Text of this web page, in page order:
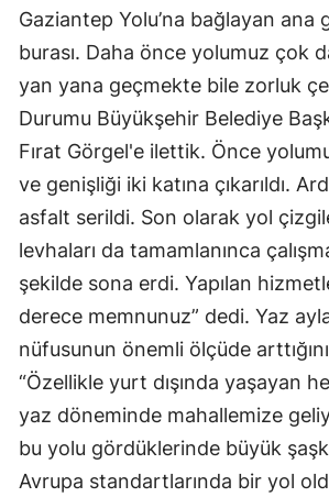
Gaziantep Yolu’na bağlayan ana
burası. Daha önce yolumuz çok
yan yana geçmekte bile zorluk
Durumu Büyükşehir Belediye
Fırat Görgel'e ilettik. Önce
ve genişliği iki katına çıkarıldı.
asfalt serildi. Son olarak yol
levhaları da tamamlanınca
şekilde sona erdi. Yapılan
derece memnunuz” dedi. Yaz
nüfusunun önemli ölçüde
“Özellikle yurt dışında yaşayan
yaz döneminde mahallemize
bu yolu gördüklerinde büyük
Avrupa standartlarında bir yol